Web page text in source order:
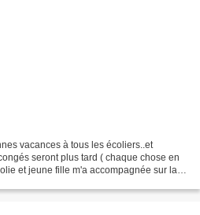
vacances à tous les écoliers..et
seront plus tard ( chaque chose en
et jeune fille m'a accompagnée sur la